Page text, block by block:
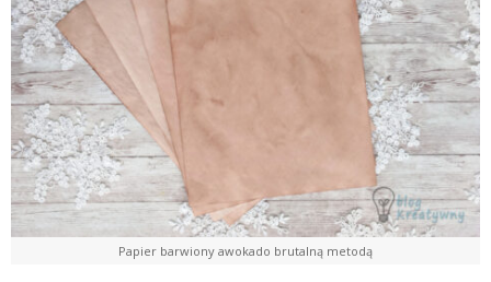
Papier barwiony awokado brutalną metodą